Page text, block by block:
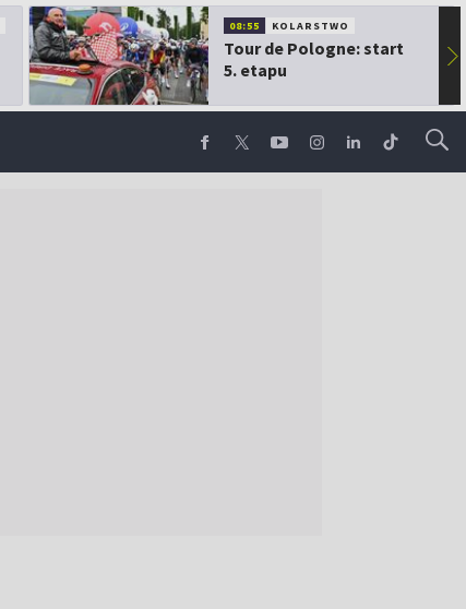
08:55 KOLARSTWO
Tour de Pologne: start
5. etapu
▶